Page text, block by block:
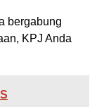
bergabung
KPJ Anda